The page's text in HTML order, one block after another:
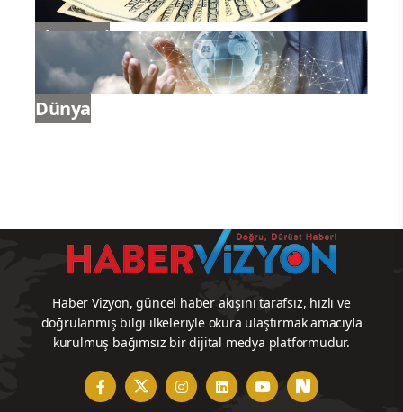
Ekonomi
Dünya
Haber Vizyon, güncel haber akışını tarafsız, hızlı ve
doğrulanmış bilgi ilkeleriyle okura ulaştırmak amacıyla
kurulmuş bağımsız bir dijital medya platformudur.